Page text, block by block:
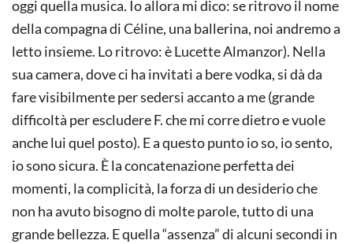
oggi quella musica. Io allora mi dico: se ritrovo il nome
della compagna di Céline, una ballerina, noi andremo a
letto insieme. Lo ritrovo: è Lucette Almanzor). Nella
sua camera, dove ci ha invitati a bere vodka, si dà da
fare visibilmente per sedersi accanto a me (grande
difficoltà per escludere F. che mi corre dietro e vuole
anche lui quel posto). E a questo punto io so, io sento,
io sono sicura. È la concatenazione perfetta dei
momenti, la complicità, la forza di un desiderio che
non ha avuto bisogno di molte parole, tutto di una
grande bellezza. E quella “assenza” di alcuni secondi in